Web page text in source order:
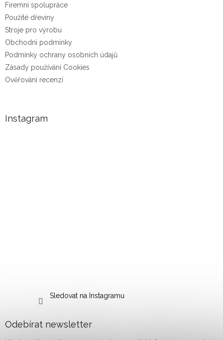
Firemní spolupráce
Použité dřeviny
Stroje pro výrobu
Obchodní podmínky
Podmínky ochrany osobních údajů
Zásady používání Cookies
Ověřování recenzí
Instagram
Sledovat na Instagramu
Odebírat newsletter